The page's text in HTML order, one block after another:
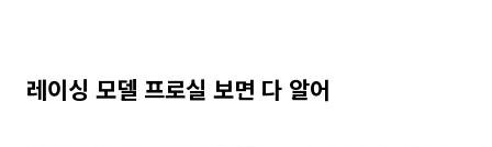
레이싱 모델 프로실 보면 다 알어